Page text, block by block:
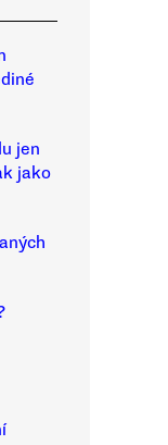
jen
jako